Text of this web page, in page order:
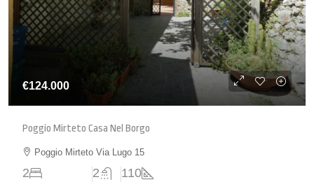
€124.000
Poggio Mirteto Casa Nel Borgo
Poggio Mirteto Via Lugo 15
2 2 110